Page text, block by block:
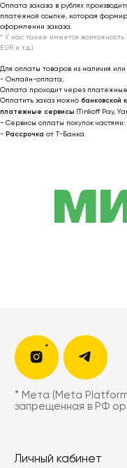
Оплата заказа в рублях
платежной ссылке, которая
оформлении заказа.
* У нас также имеется
EUR и т.д.).
Для оплаты товаров из наличия
- Онлайн-оплата;
Оплата проходит через
Оплатить заказ можно банковской
платежные сервисы (Tinkoff Pay,
- Сервисы оплаты покупок частями:
- Рассрочка от T-Банка.
2022-2026 © OUTFIT.ITEM
📩 Узнавайте первыми о
Женщинам
Мужчинам
Я соглашаюсь